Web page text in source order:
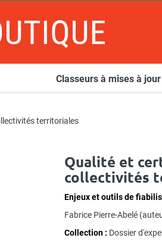
Classeurs à mises à jour
territoriales
Qualité et
collectivités
Enjeux et outils de
Fabrice Pierre-Abelé
Collection : Dossier